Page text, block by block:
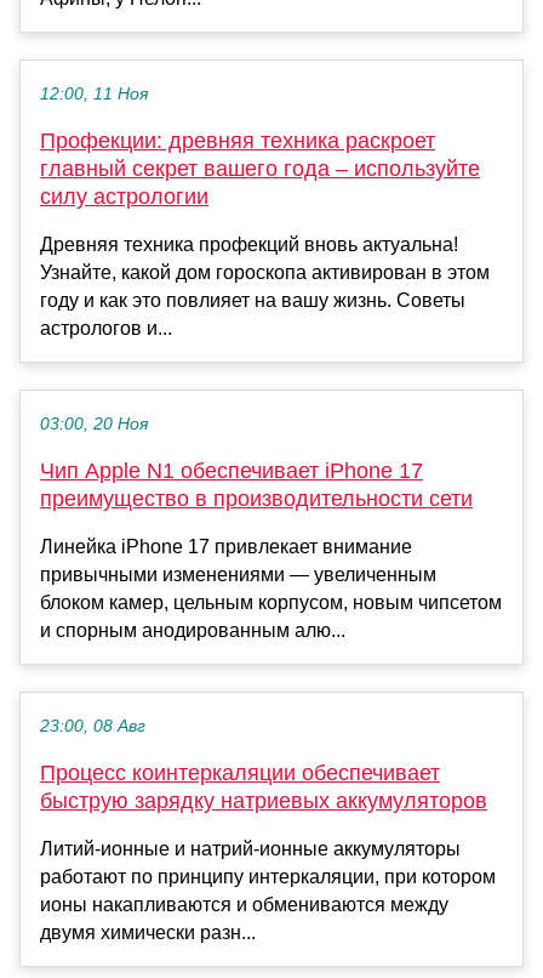
12:00, 11 Ноя
Профекции: древняя техника раскроет
главный секрет вашего года – используйте
силу астрологии
Древняя техника профекций вновь актуальна!
Узнайте, какой дом гороскопа активирован в этом
году и как это повлияет на вашу жизнь. Советы
астрологов и...
03:00, 20 Ноя
Чип Apple N1 обеспечивает iPhone 17
преимущество в производительности сети
Линейка iPhone 17 привлекает внимание
привычными изменениями — увеличенным
блоком камер, цельным корпусом, новым чипсетом
и спорным анодированным алю...
23:00, 08 Авг
Процесс коинтеркаляции обеспечивает
быструю зарядку натриевых аккумуляторов
Литий-ионные и натрий-ионные аккумуляторы
работают по принципу интеркаляции, при котором
ионы накапливаются и обмениваются между
двумя химически разн...